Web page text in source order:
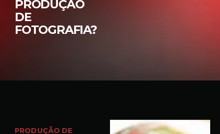
PRODUÇÃO
DE
FOTOGRAFIA?
PRODUÇÃO DE